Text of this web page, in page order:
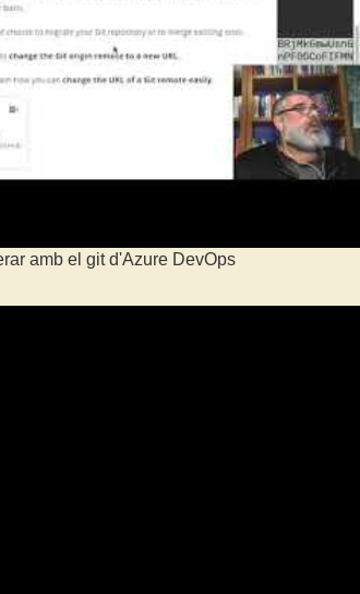
amb el git d'Azure DevOps